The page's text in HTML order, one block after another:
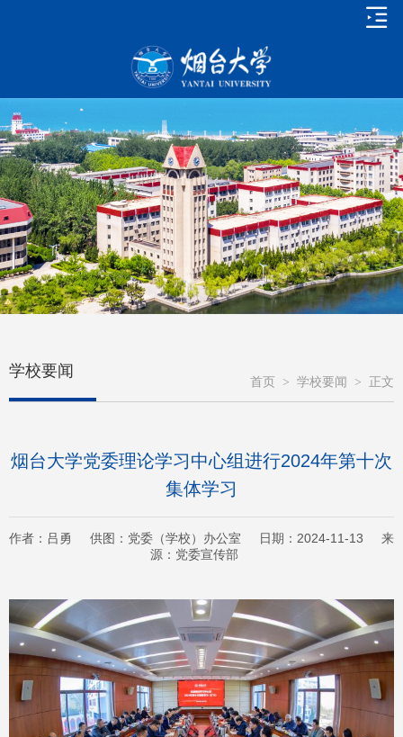
学校要闻
首页 > 学校要闻 > 正文
烟台大学党委理论学习中心组进行2024年第十次
集体学习
作者：吕勇 供图：党委（学校）办公室 日期：2024-11-13 来
源：党委宣传部